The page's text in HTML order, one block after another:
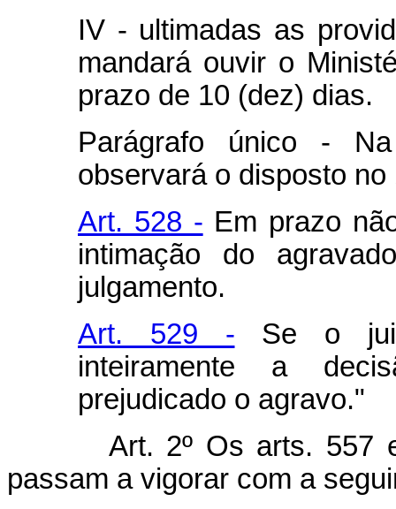
IV - ultimadas as
mandará ouvir o
prazo de 10 (dez) dias.
Parágrafo único -
observará o disposto no
Art. 528 - Em prazo
intimação do
julgamento.
Art. 529 - Se o
inteiramente a
prejudicado o agravo."
Art. 2º Os arts. 557
passam a vigorar com a